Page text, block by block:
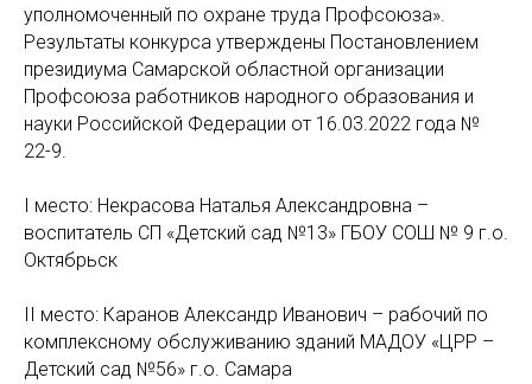
уполномоченный по охране труда Профсоюза».
Результаты конкурса утверждены Постановлением
президиума Самарской областной организации
Профсоюза работников народного образования и
науки Российской Федерации от 16.03.2022 года №
22-9.
I место: Некрасова Наталья Александровна –
воспитатель СП «Детский сад №13» ГБОУ СОШ № 9 г.о.
Октябрьск
II место: Каранов Александр Иванович – рабочий по
комплексному обслуживанию зданий МАДОУ «ЦРР –
Детский сад №56» г.о. Самара